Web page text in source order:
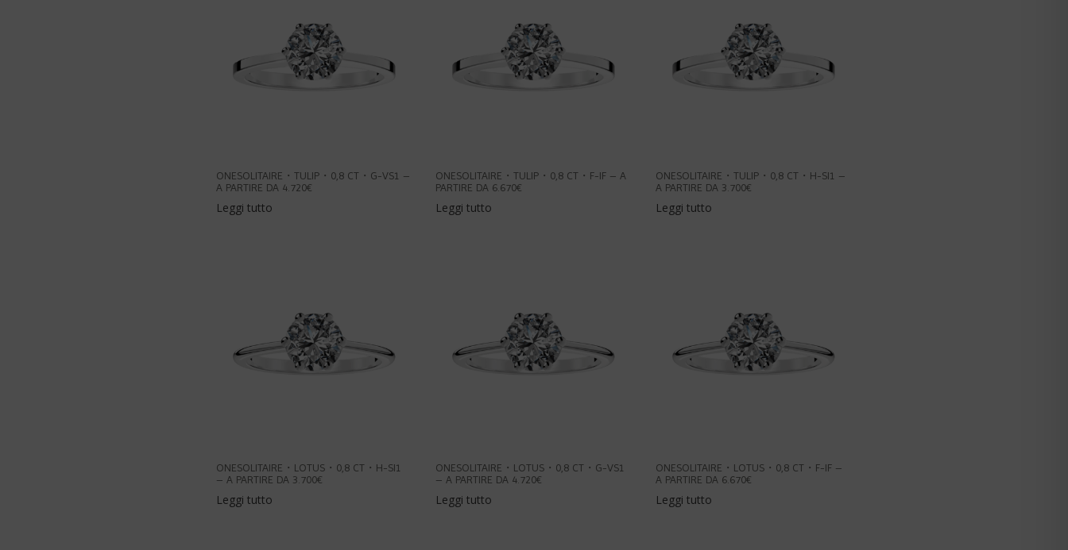
ONESOLITAIRE・TULIP・0,8 CT・G-VS1 –
A PARTIRE DA 4.720€
Leggi tutto
ONESOLITAIRE・TULIP・0,8 CT・F-IF – A
PARTIRE DA 6.670€
Leggi tutto
ONESOLITAIRE・TULIP・0,8 CT・H-SI1 –
A PARTIRE DA 3.700€
Leggi tutto
ONESOLITAIRE・LOTUS・0,8 CT・H-SI1
– A PARTIRE DA 3.700€
Leggi tutto
ONESOLITAIRE・LOTUS・0,8 CT・G-VS1
– A PARTIRE DA 4.720€
Leggi tutto
ONESOLITAIRE・LOTUS・0,8 CT・F-IF –
A PARTIRE DA 6.670€
Leggi tutto